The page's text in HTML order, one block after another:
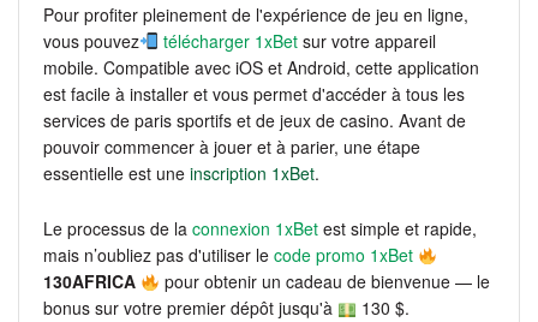
Pour profiter pleinement de l'expérience de jeu en ligne,
vous pouvez
télécharger 1xBet sur votre appareil
mobile. Compatible avec iOS et Android, cette application
est facile à installer et vous permet d'accéder à tous les
services de paris sportifs et de jeux de casino. Avant de
pouvoir commencer à jouer et à parier, une étape
essentielle est une inscription 1xBet.
Le processus de la connexion 1xBet est simple et rapide,
mais n’oubliez pas d'utiliser le code promo 1xBet
130AFRICA
pour obtenir un cadeau de bienvenue — le
bonus sur votre premier dépôt jusqu'à
130 $.